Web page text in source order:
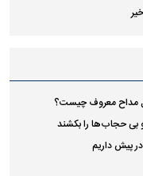
مداح معروف چیست؟
پیش داریم